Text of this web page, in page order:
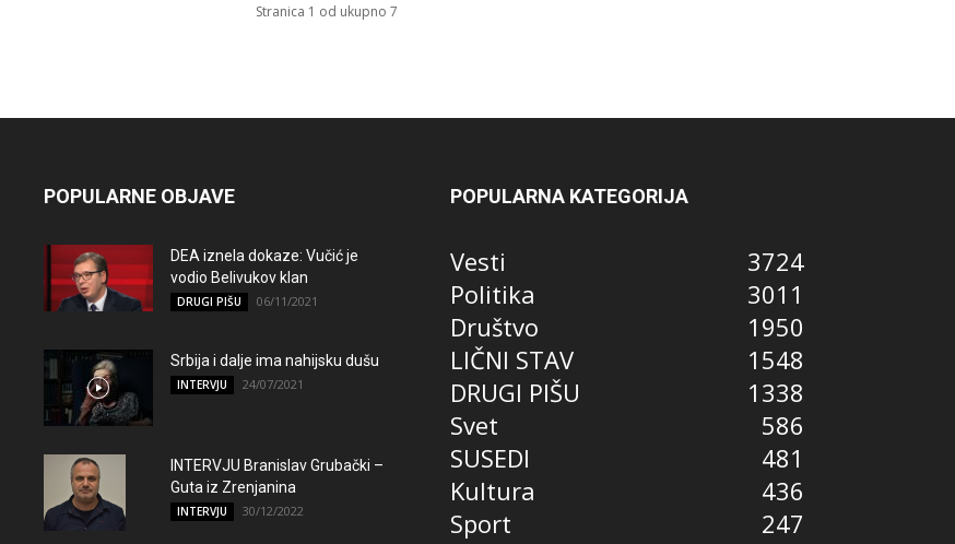
Stranica 1 od ukupno 7
POPULARNE OBJAVE
DEA iznela dokaze: Vučić je
vodio Belivukov klan
DRUGI PIŠU 06/11/2021
Srbija i dalje ima nahijsku dušu
INTERVJU 24/07/2021
INTERVJU Branislav Grubački –
Guta iz Zrenjanina
INTERVJU 30/12/2022
POPULARNA KATEGORIJA
Vesti
3724
Politika
3011
Društvo
1950
LIČNI STAV
1548
DRUGI PIŠU
1338
Svet
586
SUSEDI
481
Kultura
436
Sport
247